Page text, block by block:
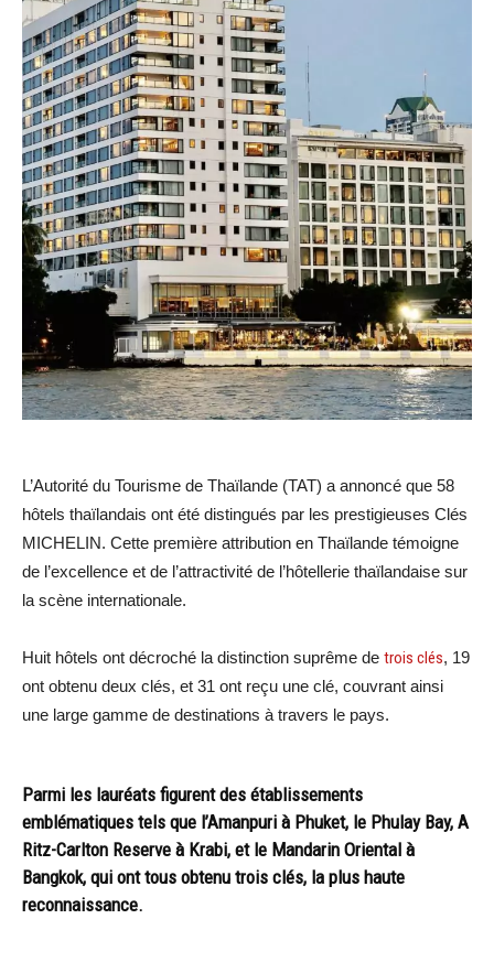
L’Autorité du Tourisme de Thaïlande (TAT) a annoncé que 58
hôtels thaïlandais ont été distingués par les prestigieuses Clés
MICHELIN. Cette première attribution en Thaïlande témoigne
de l’excellence et de l’attractivité de l’hôtellerie thaïlandaise sur
la scène internationale.
Huit hôtels ont décroché la distinction suprême de trois clés, 19
ont obtenu deux clés, et 31 ont reçu une clé, couvrant ainsi
une large gamme de destinations à travers le pays.
Parmi les lauréats figurent des établissements
emblématiques tels que l’Amanpuri à Phuket, le Phulay Bay, A
Ritz-Carlton Reserve à Krabi, et le Mandarin Oriental à
Bangkok, qui ont tous obtenu trois clés, la plus haute
reconnaissance.